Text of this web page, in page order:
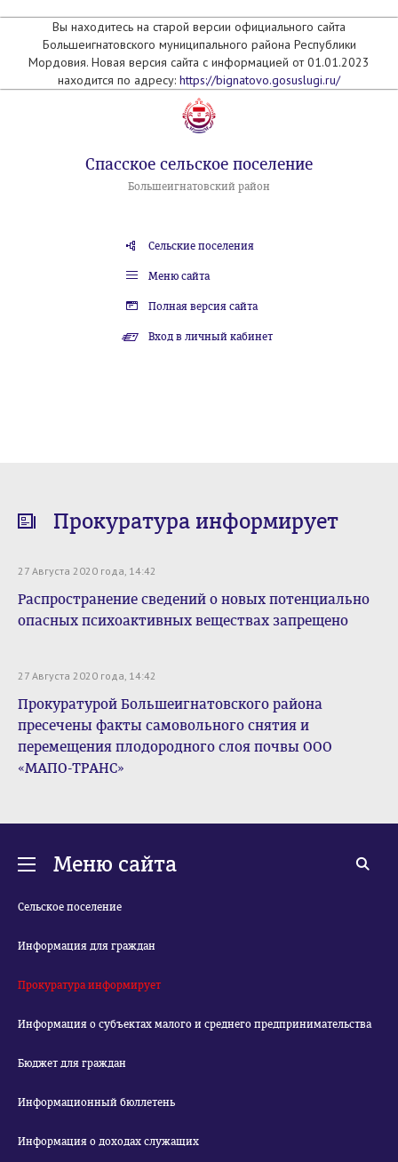
Вы находитесь на старой версии официального сайта
Большеигнатовского муниципального района Республики
Мордовия. Новая версия сайта с информацией от 01.01.2023
находится по адресу: https://bignatovo.gosuslugi.ru/
Спасское сельское поселение
Большеигнатовский район
Сельские поселения
Меню сайта
Полная версия сайта
Вход в личный кабинет
Прокуратура информирует
27 Августа 2020 года, 14:42
Распространение сведений о новых потенциально
опасных психоактивных веществах запрещено
27 Августа 2020 года, 14:42
Прокуратурой Большеигнатовского района
пресечены факты самовольного снятия и
перемещения плодородного слоя почвы ООО
«МАПО-ТРАНС»
Меню сайта
Сельское поселение
Информация для граждан
Прокуратура информирует
Информация о субъектах малого и среднего предпринимательства
Бюджет для граждан
Информационный бюллетень
Информация о доходах служащих